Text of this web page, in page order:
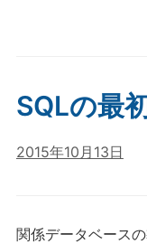
SQLの最
2015年10月13日
関係データベース